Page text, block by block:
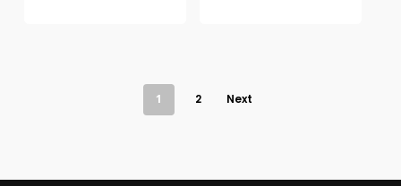
1 2 Next